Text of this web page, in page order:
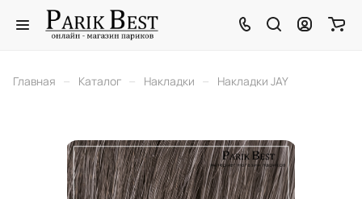
Главная – Каталог – Накладки – Накладки JAY